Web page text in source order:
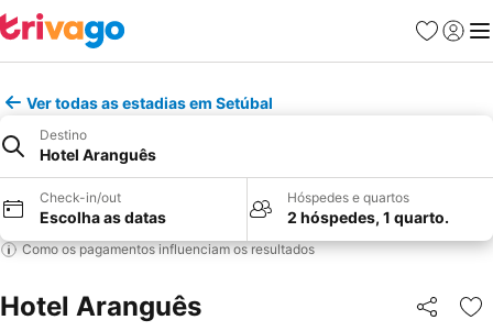
Favoritos
Iniciar
Ver todas as estadias em Setúbal
Destino
Hotel Aranguês
Check-in/out
Escolha as datas
Hóspedes e quartos
2 hóspedes, 1 quarto.
Como os pagamentos influenciam os resultados
Hotel Aranguês Partilhar